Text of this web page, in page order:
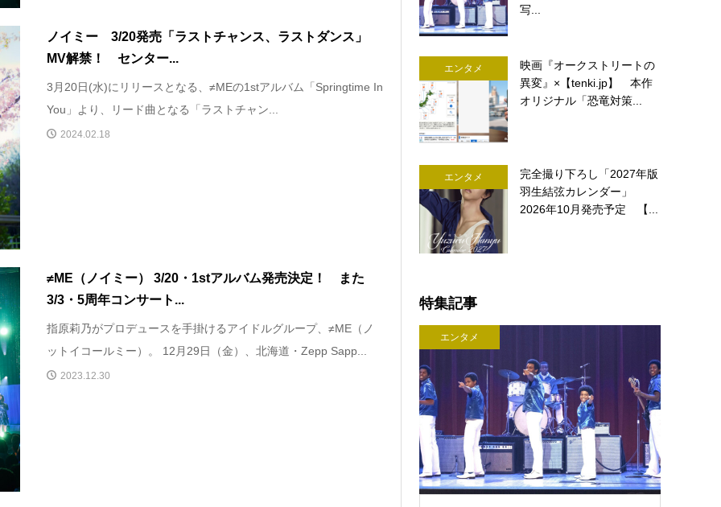
ノイミー 3/20発売「ラストチャンス、ラストダンス」
MV解禁！ センター...
3月20日(水)にリリースとなる、≠MEの1stアルバム「Springtime In
You」より、リード曲となる「ラストチャン...
2024.02.18
≠ME（ノイミー） 3/20・1stアルバム発売決定！ また
3/3・5周年コンサート...
指原莉乃がプロデュースを手掛けるアイドルグループ、≠ME（ノ
ットイコールミー）。 12月29日（金）、北海道・Zepp Sapp...
2023.12.30
写...
エンタメ
映画『オークストリートの
異変』×【tenki.jp】 本作
オリジナル「恐竜対策...
エンタメ
完全撮り下ろし「2027年版
羽生結弦カレンダー」
2026年10月発売予定 【...
特集記事
エンタメ